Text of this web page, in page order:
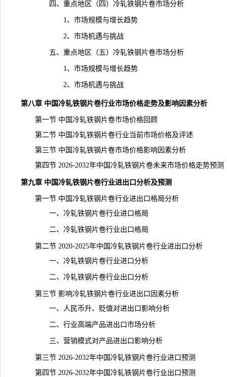
四、重点地区（四）冷轧铁钢片卷市场分析
1、市场规模与增长趋势
2、市场机遇与挑战
五、重点地区（五）冷轧铁钢片卷市场分析
1、市场规模与增长趋势
2、市场机遇与挑战
第八章 中国冷轧铁钢片卷行业市场价格走势及影响因素分析
第一节 中国冷轧铁钢片卷市场价格回顾
第二节 中国冷轧铁钢片卷行业当前市场价格及评述
第三节 中国冷轧铁钢片卷市场价格影响因素分析
第四节 2026-2032年中国冷轧铁钢片卷未来市场价格走势预测
第九章 中国冷轧铁钢片卷行业进出口分析及预测
第一节 中国冷轧铁钢片卷行业进出口格局分析
一、冷轧铁钢片卷行业进口格局
二、冷轧铁钢片卷行业出口格局
第二节 2020-2025年中国冷轧铁钢片卷行业进出口分析
一、冷轧铁钢片卷行业进口分析
二、冷轧铁钢片卷行业出口分析
第三节 影响冷轧铁钢片卷行业进出口因素分析
一、人民币升、贬值对进出口影响分析
二、行业高端产品进出口市场分析
三、营销模式对产品进出口影响分析
第三节 2026-2032年中国冷轧铁钢片卷行业进口预测
第四节 2026-2032年中国冷轧铁钢片卷行业出口预测